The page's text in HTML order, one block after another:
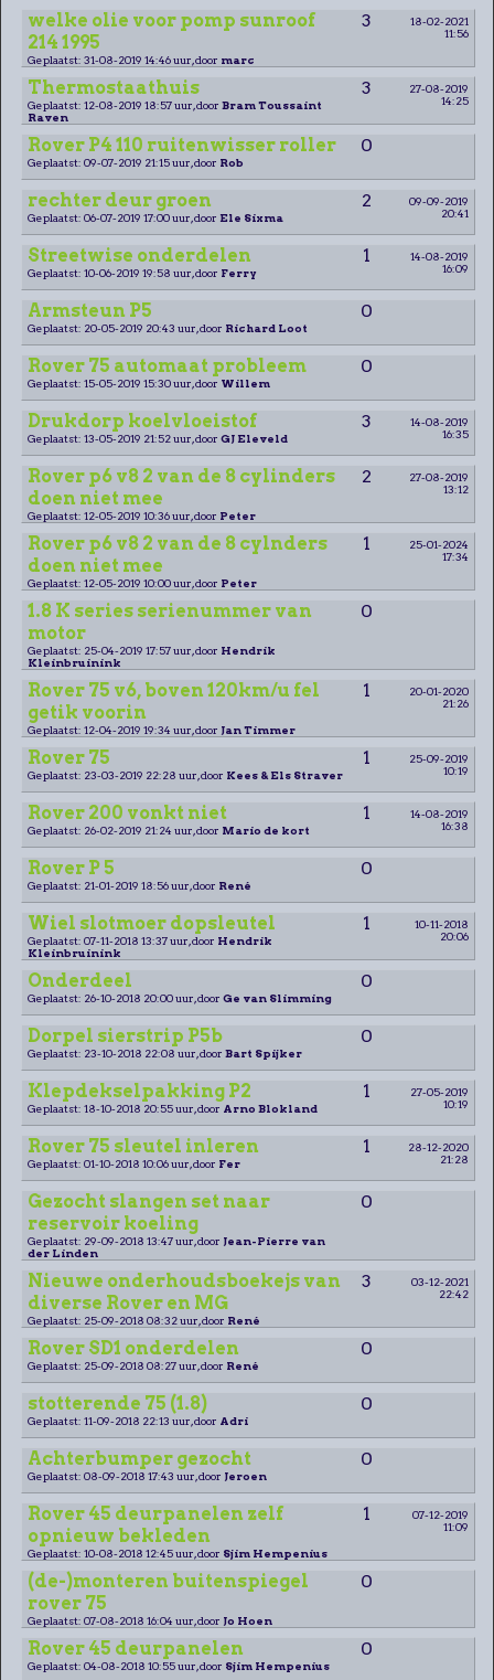
welke olie voor pomp sunroof
214 1995
3
18-02-2021
11:56
Geplaatst: 31-08-2019 14:46 uur, door marc
Thermostaathuis 3
27-08-2019
14:25
Geplaatst: 12-08-2019 18:57 uur, door Bram Toussaint
Raven
Rover P4 110 ruitenwisser roller 0
Geplaatst: 09-07-2019 21:15 uur, door Rob
rechter deur groen 2
09-09-2019
20:41
Geplaatst: 06-07-2019 17:00 uur, door Ele Sixma
Streetwise onderdelen 1
14-08-2019
16:09
Geplaatst: 10-06-2019 19:58 uur, door Ferry
Armsteun P5 0
Geplaatst: 20-05-2019 20:43 uur, door Richard Loot
Rover 75 automaat probleem 0
Geplaatst: 15-05-2019 15:30 uur, door Willem
Drukdorp koelvloeistof 3
14-08-2019
16:35
Geplaatst: 13-05-2019 21:52 uur, door GJ Eleveld
Rover p6 v8 2 van de 8 cylinders
doen niet mee
2
27-08-2019
13:12
Geplaatst: 12-05-2019 10:36 uur, door Peter
Rover p6 v8 2 van de 8 cylnders
doen niet mee
1
25-01-2024
17:34
Geplaatst: 12-05-2019 10:00 uur, door Peter
1.8 K series serienummer van
motor
0
Geplaatst: 25-04-2019 17:57 uur, door Hendrik
Kleinbruinink
Rover 75 v6, boven 120km/u fel
getik voorin
1
20-01-2020
21:26
Geplaatst: 12-04-2019 19:34 uur, door Jan Timmer
Rover 75 1
25-09-2019
10:19
Geplaatst: 23-03-2019 22:28 uur, door Kees & Els Straver
Rover 200 vonkt niet 1
14-08-2019
16:38
Geplaatst: 26-02-2019 21:24 uur, door Mario de kort
Rover P 5 0
Geplaatst: 21-01-2019 18:56 uur, door René
Wiel slotmoer dopsleutel 1
10-11-2018
20:06
Geplaatst: 07-11-2018 13:37 uur, door Hendrik
Kleinbruinink
Onderdeel 0
Geplaatst: 26-10-2018 20:00 uur, door Ge van Slimming
Dorpel sierstrip P5b 0
Geplaatst: 23-10-2018 22:08 uur, door Bart Spijker
Klepdekselpakking P2 1
27-05-2019
10:19
Geplaatst: 18-10-2018 20:55 uur, door Arno Blokland
Rover 75 sleutel inleren 1
28-12-2020
21:28
Geplaatst: 01-10-2018 10:06 uur, door Fer
Gezocht slangen set naar
reservoir koeling
0
Geplaatst: 29-09-2018 13:47 uur, door Jean-Pierre van
der Linden
Nieuwe onderhoudsboekejs van
diverse Rover en MG
3
03-12-2021
22:42
Geplaatst: 25-09-2018 08:32 uur, door René
Rover SD1 onderdelen 0
Geplaatst: 25-09-2018 08:27 uur, door René
stotterende 75 (1.8) 0
Geplaatst: 11-09-2018 22:13 uur, door Adri
Achterbumper gezocht 0
Geplaatst: 08-09-2018 17:43 uur, door Jeroen
Rover 45 deurpanelen zelf
opnieuw bekleden
1
07-12-2019
11:09
Geplaatst: 10-08-2018 12:45 uur, door Sjim Hempenius
(de-)monteren buitenspiegel
rover 75
0
Geplaatst: 07-08-2018 16:04 uur, door Jo Hoen
Rover 45 deurpanelen 0
Geplaatst: 04-08-2018 10:55 uur, door Sjim Hempenius